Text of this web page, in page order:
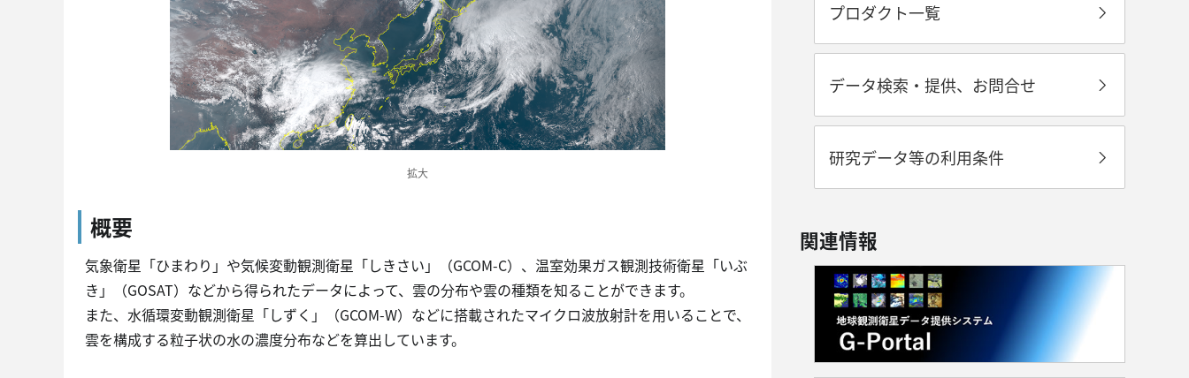
拡大
概要
気象衛星「ひまわり」や気候変動観測衛星「しきさい」（GCOM-C）、温室効果ガス観測技術衛星「いぶ
き」（GOSAT）などから得られたデータによって、雲の分布や雲の種類を知ることができます。
また、水循環変動観測衛星「しずく」（GCOM-W）などに搭載されたマイクロ波放射計を用いることで、
雲を構成する粒子状の水の濃度分布などを算出しています。
プロダクト一覧
データ検索・提供、お問合せ
研究データ等の利用条件
関連情報